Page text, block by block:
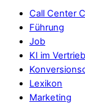
Call Center
Führung
Job
KI im Vertrieb
Lexikon
Marketing